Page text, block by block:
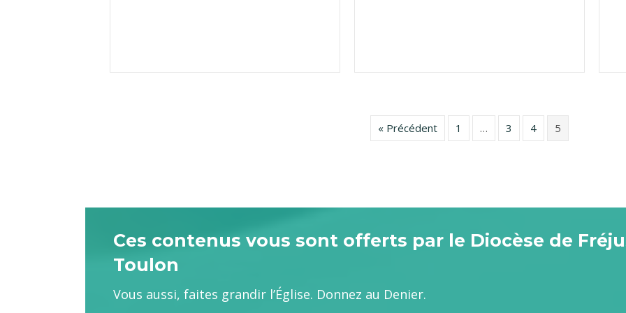
« Précédent 1 … 3 4 5
Ces contenus vous sont offerts par le Diocèse de
Toulon
Vous aussi, faites grandir l’Église. Donnez au Denier.